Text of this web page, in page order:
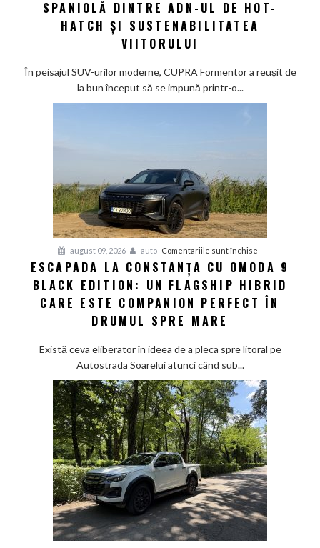
CUPRA
ADN-
ul
de
hot-
hatch
sustenabilitatea
viitorului
SPANIOLĂ DINTRE ADN-UL DE HOT-
HATCH ȘI SUSTENABILITATEA
VIITORULUI
În peisajul SUV-urilor moderne, CUPRA Formentor a reușit de
la bun început să se impună printr-o...
august 09, 2026 auto Comentariile sunt închise
Escapada
la
Constanța
Un
flagship
hibrid
care
este
companion
perfect
în
drumul
ESCAPADA LA CONSTANȚA CU OMODA 9
BLACK EDITION: UN FLAGSHIP HIBRID
CARE ESTE COMPANION PERFECT ÎN
DRUMUL SPRE MARE
Există ceva eliberator în ideea de a pleca spre litoral pe
Autostrada Soarelui atunci când sub...